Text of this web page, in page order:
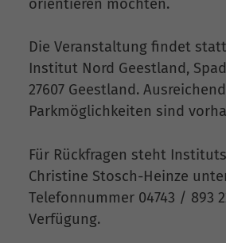
orientieren möchten.
Die Veranstaltung findet statt
Institut Nord Geestland,
27607 Geestland. Ausreichend
Parkmöglichkeiten sind
Für Rückfragen steht
Christine Stosch-Heinze
Telefonnummer 04743 / 893
Verfügung.